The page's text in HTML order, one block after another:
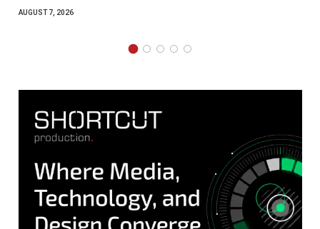
AUGUST 7, 2026